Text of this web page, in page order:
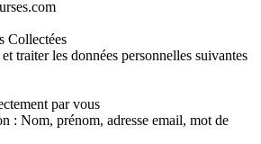
Collectées
traiter les données personnelles suivantes
par vous
: Nom, prénom, adresse email, mot de